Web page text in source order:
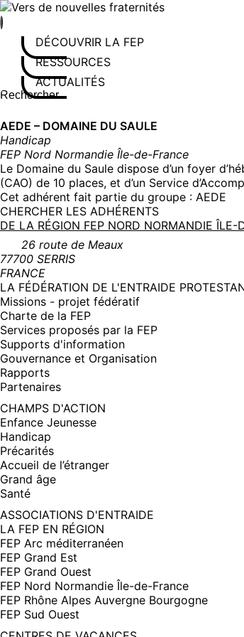
Aller
au
contenuDÉCOUVRIR LA FEP
RESSOURCES
ACTUALITÉS
Rechercher sur le site
Saisissez au moins 3 caractères pour lancer
AEDE – DOMAINE DU SAULE
Handicap
FEP Nord Normandie Île-de-France
Le Domaine du Saule dispose d’un foyer
(CAO) de 10 places, et d’un Service
Cet adhérent fait partie du groupe : AEDE
CHERCHER LES ADHÉRENTS
DE LA RÉGION FEP NORD NORMANDIE ÎLE-
26 route de Meaux
77700 SERRIS
FRANCE
LA FÉDÉRATION DE L'ENTRAIDE
Missions - projet fédératif
Charte de la FEP
Services proposés par la FEP
Supports d'information
Gouvernance et Organisation
Rapports
Partenaires
CHAMPS D'ACTION
Enfance Jeunesse
Handicap
Précarités
Accueil de l’étranger
Grand âge
Santé
ASSOCIATIONS D'ENTRAIDE
LA FEP EN RÉGION
FEP Arc méditerranéen
FEP Grand Est
FEP Grand Ouest
FEP Nord Normandie Île-de-France
FEP Rhône Alpes Auvergne Bourgogne
FEP Sud Ouest